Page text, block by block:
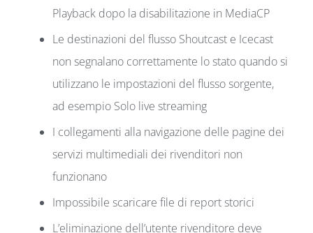
Playback dopo la disabilitazione in MediaCP
Le destinazioni del flusso Shoutcast e Icecast
non segnalano correttamente lo stato quando si
utilizzano le impostazioni del flusso sorgente,
ad esempio Solo live streaming
I collegamenti alla navigazione delle pagine dei
servizi multimediali dei rivenditori non
funzionano
Impossibile scaricare file di report storici
L’eliminazione dell’utente rivenditore deve